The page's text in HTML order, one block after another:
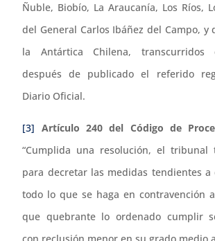
Ñuble, Biobío, La Araucanía, Los Ríos,
del General Carlos Ibáñez del Campo, y
la Antártica Chilena, transcurridos
después de publicado el referido
Diario Oficial.
[3] Artículo 240 del Código de
“Cumplida una resolución, el tribunal
para decretar las medidas tendientes
todo lo que se haga en contravención
que quebrante lo ordenado cumplir